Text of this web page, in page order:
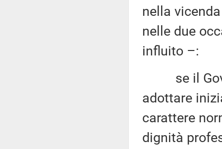
nella
nelle due
influito –:
se il
adottare
carattere
dignità